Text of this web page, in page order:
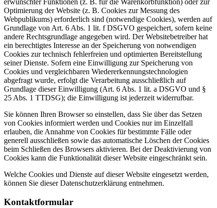
erwünschter Funktionen (z. B. für die Warenkorbfunktion) oder zur
Optimierung der Website (z. B. Cookies zur Messung des
Webpublikums) erforderlich sind (notwendige Cookies), werden auf
Grundlage von Art. 6 Abs. 1 lit. f DSGVO gespeichert, sofern keine
andere Rechtsgrundlage angegeben wird. Der Websitebetreiber hat
ein berechtigtes Interesse an der Speicherung von notwendigen
Cookies zur technisch fehlerfreien und optimierten Bereitstellung
seiner Dienste. Sofern eine Einwilligung zur Speicherung von
Cookies und vergleichbaren Wiedererkennungstechnologien
abgefragt wurde, erfolgt die Verarbeitung ausschließlich auf
Grundlage dieser Einwilligung (Art. 6 Abs. 1 lit. a DSGVO und §
25 Abs. 1 TTDSG); die Einwilligung ist jederzeit widerrufbar.
Sie können Ihren Browser so einstellen, dass Sie über das Setzen
von Cookies informiert werden und Cookies nur im Einzelfall
erlauben, die Annahme von Cookies für bestimmte Fälle oder
generell ausschließen sowie das automatische Löschen der Cookies
beim Schließen des Browsers aktivieren. Bei der Deaktivierung von
Cookies kann die Funktionalität dieser Website eingeschränkt sein.
Welche Cookies und Dienste auf dieser Website eingesetzt werden,
können Sie dieser Datenschutzerklärung entnehmen.
Kontaktformular